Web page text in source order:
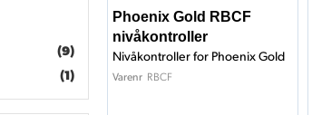
(9)
(1)
Phoenix Gold RBCF
nivåkontroller
Nivåkontroller for Phoenix Gold
Varenr RBCF